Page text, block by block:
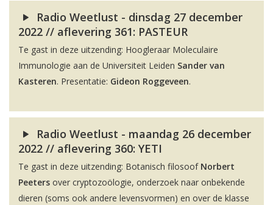
Radio Weetlust - dinsdag 27 december
2022 // aflevering 361: PASTEUR
Te gast in deze uitzending: Hoogleraar Moleculaire
Immunologie aan de Universiteit Leiden Sander van
Kasteren. Presentatie: Gideon Roggeveen.
Radio Weetlust - maandag 26 december
2022 // aflevering 360: YETI
Te gast in deze uitzending: Botanisch filosoof Norbert
Peeters over cryptozoölogie, onderzoek naar onbekende
dieren (soms ook andere levensvormen) en over de klasse